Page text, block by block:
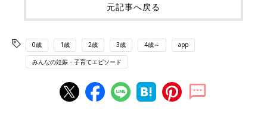
元記事へ戻る
0歳 1歳 2歳 3歳 4歳～ app
みんなの妊娠・子育てエピソード